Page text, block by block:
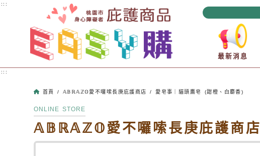
跳到主要內容
:::
最新消息
:::
首頁 / 𝔸𝔹ℝ𝔸ℤ𝕆愛不囉嗦長庚庇護商店 /愛皂事｜貓頭鷹皂 (甜橙、白麝香)
ONLINE STORE
𝔸𝔹ℝ𝔸ℤ𝕆愛不囉嗦長庚庇護商店